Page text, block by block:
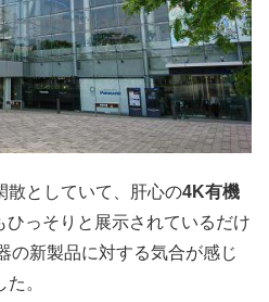
散としていて、肝心の4K有機
ひっそりと展示されているだけ
の新製品に対する気合が感じ
。